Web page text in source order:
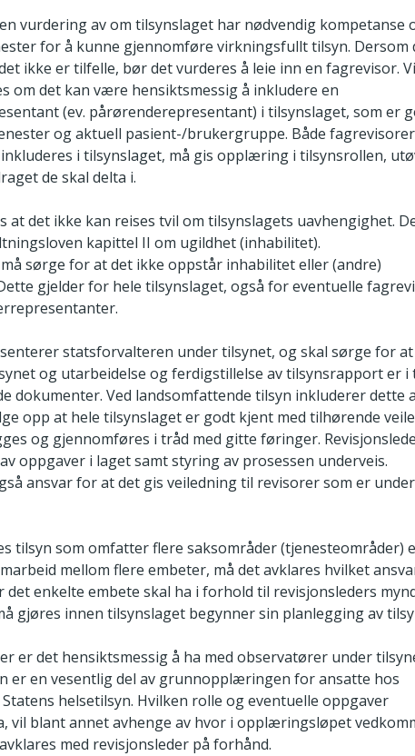
vurdering av om tilsynslaget har nødvendig kompetanse
for å kunne gjennomføre virkningsfullt tilsyn. Dersom
ikke er tilfelle, bør det vurderes å leie inn en fagrevisor.
om det kan være hensiktsmessig å inkludere en
(ev. pårørenderepresentant) i tilsynslaget, som er
og aktuell pasient-/brukergruppe. Både
i tilsynslaget, må gis opplæring i tilsynsrollen,
de skal delta i.
at det ikke kan reises tvil om tilsynslagets uavhengighet.
kapittel II om ugildhet (inhabilitet).
sørge for at det ikke oppstår inhabilitet eller (andre)
gjelder for hele tilsynslaget, også for eventuelle
statsforvalteren under tilsynet, og skal sørge for at
og utarbeidelse og ferdigstillelse av tilsynsrapport er i
dokumenter. Ved landsomfattende tilsyn inkluderer dette
opp at hele tilsynslaget er godt kjent med tilhørende
og gjennomføres i tråd med gitte føringer.
oppgaver i laget samt styring av prosessen underveis.
ansvar for at det gis veiledning til revisorer som er under
tilsyn som omfatter flere saksområder (tjenesteområder)
mellom flere embeter, må det avklares hvilket
det enkelte embete skal ha i forhold til revisjonsleders
gjøres innen tilsynslaget begynner sin planlegging av
er det hensiktsmessig å ha med observatører under
er en vesentlig del av grunnopplæringen for ansatte hos
helsetilsyn. Hvilken rolle og eventuelle oppgaver
vil blant annet avhenge av hvor i opplæringsløpet
med revisjonsleder på forhånd.